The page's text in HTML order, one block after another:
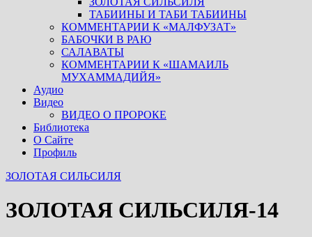
ТАБИИНЫ И ТАБИ ТАБИИНЫ
КОММЕНТАРИИ К «МАЛФУЗАТ»
БАБОЧКИ В РАЮ
САЛАВАТЫ
КОММЕНТАРИИ К «ШАМАИЛЬ
МУХАММАДИЙЯ»
Аудио
Видео
ВИДЕО О ПРОРОКЕ
Библиотека
О Сайте
Профиль
ЗОЛОТАЯ СИЛЬСИЛЯ
ЗОЛОТАЯ СИЛЬСИЛЯ-14